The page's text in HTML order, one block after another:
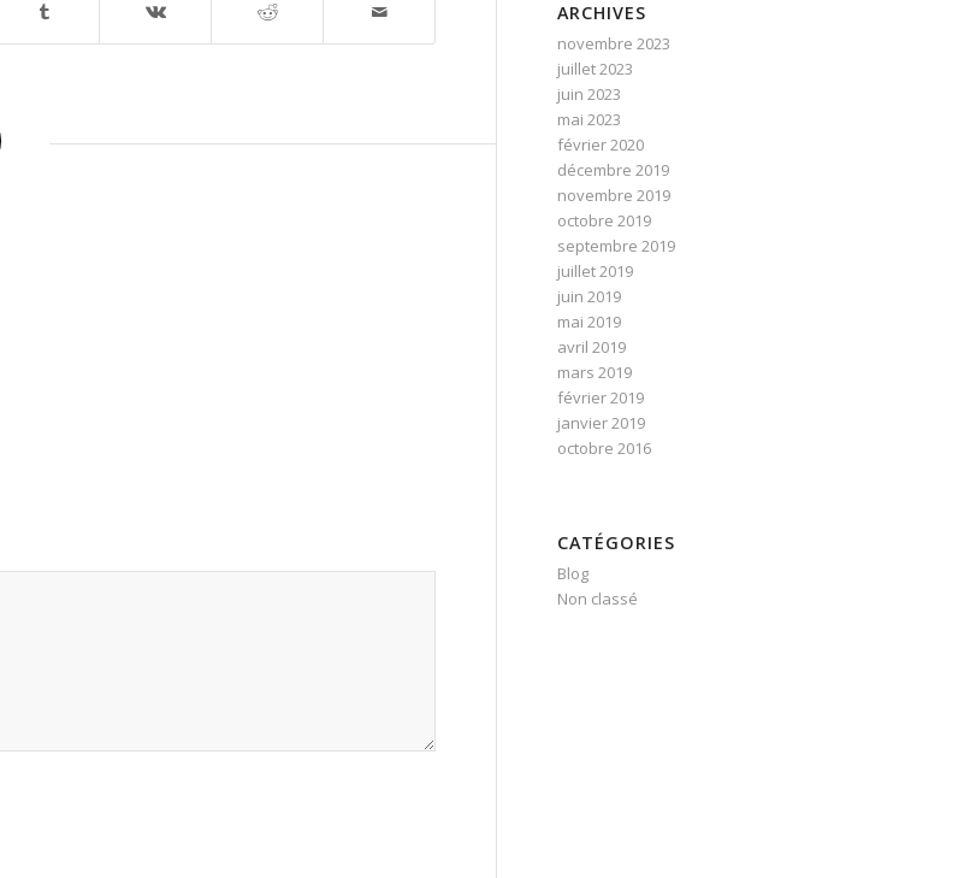
ARCHIVES
novembre 2023
juillet 2023
juin 2023
mai 2023
février 2020
décembre 2019
novembre 2019
octobre 2019
septembre 2019
juillet 2019
juin 2019
mai 2019
avril 2019
mars 2019
février 2019
janvier 2019
octobre 2016
CATÉGORIES
Blog
Non classé